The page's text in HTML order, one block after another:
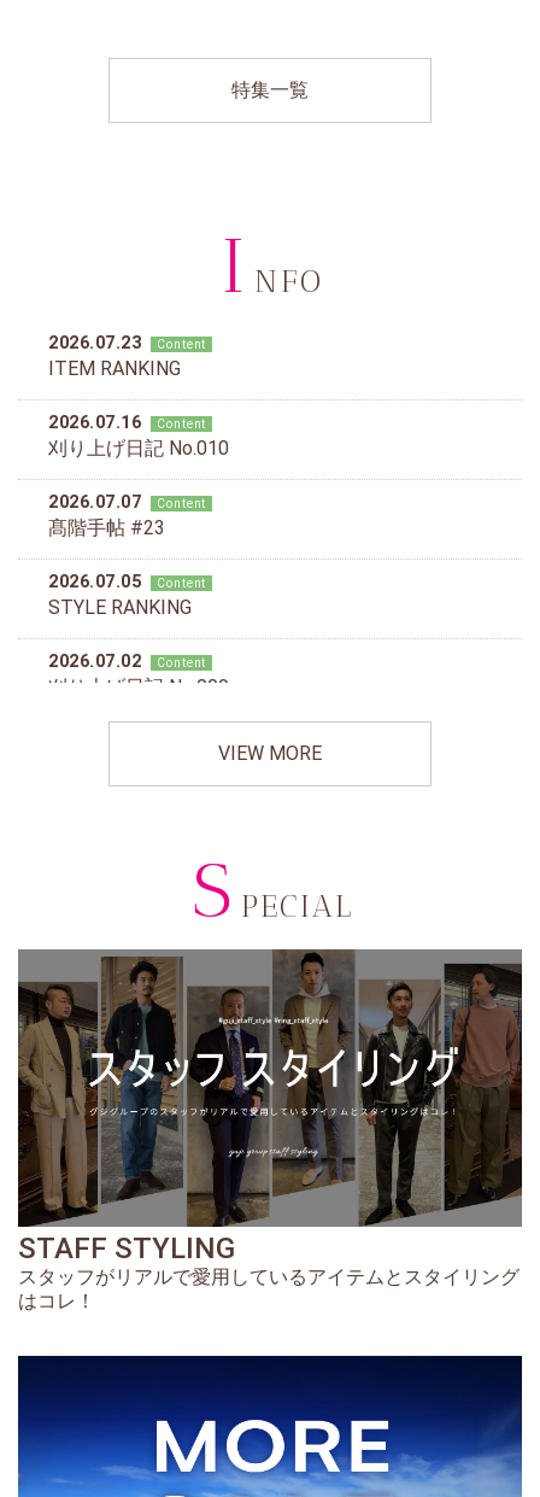
特集一覧
I NFO
VIEW MORE
S PECIAL
STAFF STYLING
スタッフがリアルで愛用しているアイテムとスタイリング
はコレ！